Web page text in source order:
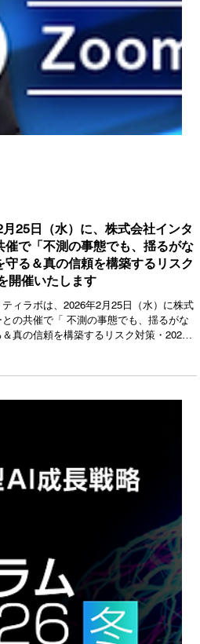
25日（水）に、株式会社インタ
で「不測の事態でも、揺るがな
る＆真の信頼を構築するリスク
ィラボは、2026年2月25日（水）に株式
の共催で「 不測の事態でも、揺るがな
真の信頼を構築するリスク対策・2026
イバー攻撃の高度化、ランサムウェアに
済不正―― 2025年から続く大規模なシ
ュースは、EC・デジタルチャネルを持
スク」がもはや日常の脅威であることを
テム停止やセキュリティ事故は、目に見